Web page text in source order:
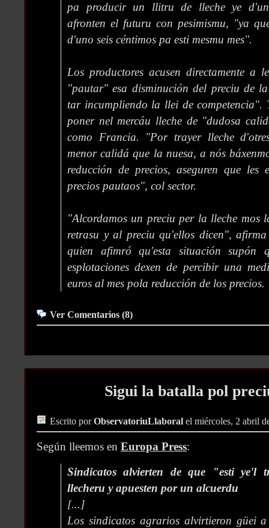
pa producir un llitru de lleche ye
afronten el futuru con pesimismu, "ya
d'uno seis céntimos pa esti mesmu mes".
Los productores acusen directamente a
"pautar" esa disminución del preciu de
tar incumpliendo la llei de competencia".
poner nel mercáu lleche de "dudosa
como Francia. "Por trayer lleche
menor calidá que la nuesa, a nós
reducción de precios, aseguren que les
precios pautaos", col sector.
"Alcordamos un preciu per la lleche mos
retrasu y al preciu qu'ellos dicen", afirma
quien afimró qu'esta situación supón
esplotaciones dexen de percibir una
euros al mes pola reducción de los precios.
Ver Comentarios (8)
Sigui la batalla pol
Escrito porObservatoriuLlaboral el miércoles, 2 abril
Según lleemos en Europa Press:
Sindicatos alvierten de que "esti ye'l
llecheru y apuesten por un alcuerdu
[...]
Los sindicatos agrarios alvirtieron güei